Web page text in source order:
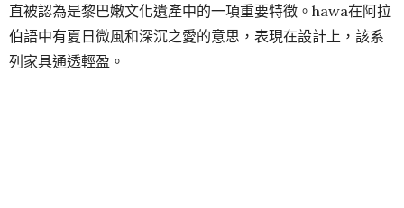
直被認為是黎巴嫩文化遺產中的一項重要特徵。hawa在阿拉
伯語中有夏日微風和深沉之愛的意思，表現在設計上，該系
列家具通透輕盈。